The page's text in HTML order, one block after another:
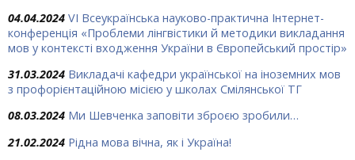
04.04.2024 VІ Всеукраїнська науково-практична Інтернет-
конференція «Проблеми лінгвістики й методики викладання
мов у контексті входження України в Європейський простір»
31.03.2024 Викладачі кафедри української на іноземних мов
з профорієнтаційною місією у школах Смілянської ТГ
08.03.2024 Ми Шевченка заповіти зброєю зробили…
21.02.2024 Рідна мова вічна, як і Україна!